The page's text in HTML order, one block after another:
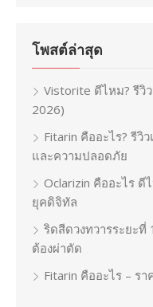
โพสต์ล่าสุด
Vistorite ดีไหม? รีวิ
2026)
Fitarin คืออะไร? รีวิ
และความปลอดภัย
Oclarizin คืออะไร
ยุคดิจิทัล
ริดสีดวงทวารระยะที่
ต้องผ่าตัด
Fitarin คืออะไร – ร